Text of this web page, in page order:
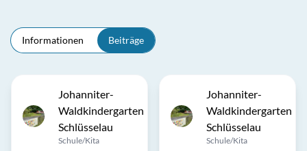
Informationen Beiträge
Johanniter-
Waldkindergarten
Schlüsselau
Schule/Kita
Johanniter-
Waldkindergarten
Schlüsselau
Schule/Kita